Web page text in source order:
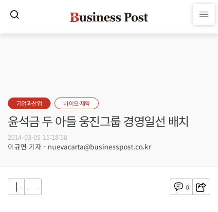
기업과산업 바이오·제약
윤석금 두 아들 웅진그룹 경영일선 배치
2014-03-05 15:18:58
이규연 기자 - nuevacarta@businesspost.co.kr
0